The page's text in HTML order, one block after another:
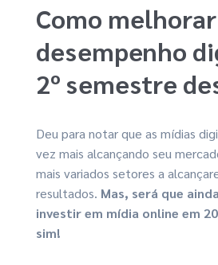
Como
desempenho
2º semestre
Deu para notar que as mídias
vez mais alcançando seu
mais variados setores a
resultados. Mas, será que
investir em mídia online em
sim!